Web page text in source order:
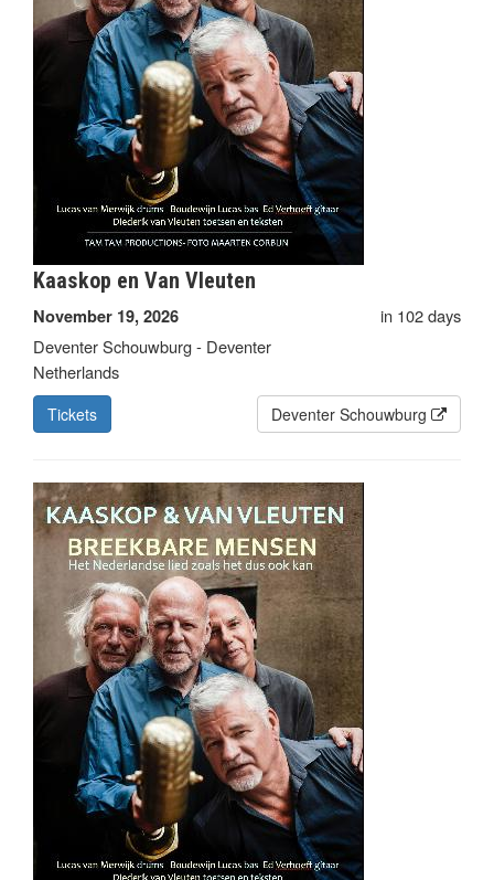
Kaaskop en Van Vleuten
November 19, 2026
in 102 days
Deventer Schouwburg - Deventer
Netherlands
Tickets Deventer Schouwburg